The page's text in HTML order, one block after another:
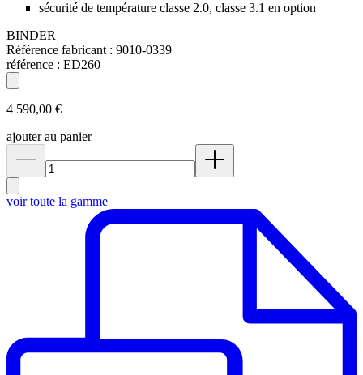
sécurité de température classe 2.0, classe 3.1 en option
BINDER
Référence fabricant : 9010-0339
référence : ED260
4 590,00 €
ajouter au panier
voir toute la gamme